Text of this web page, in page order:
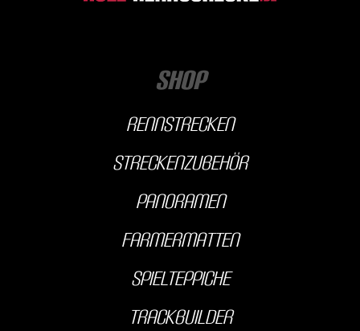
Shop
Rennstrecken
streckenzubehör
Panoramen
farmermatten
Spielteppiche
Trackbuilder